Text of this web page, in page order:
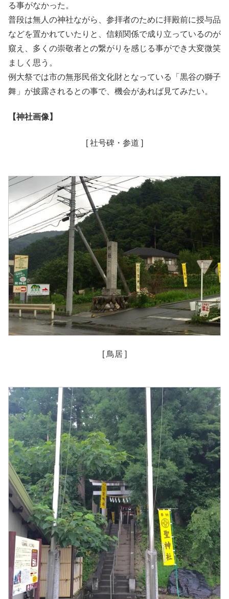
る事がなかった。
普段は無人の神社ながら、参拝者のために拝殿前に授与品
などを置かれていたりと、信頼関係で成り立っているのが
窺え、多くの崇敬者との繋がりを感じる事ができ大変微笑
ましく思う。
例大祭では市の無形民俗文化財となっている「黒谷の獅子
舞」が披露されるとの事で、機会があれば見てみたい。
【神社画像 】
[ 社号碑・参道 ]
[ 鳥居 ]